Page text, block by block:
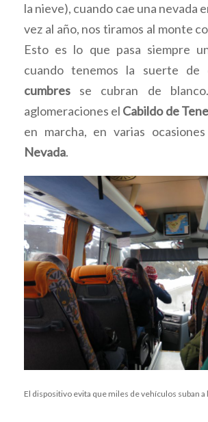
la nieve), cuando cae una nevada
vez al año, nos tiramos al monte
Esto es lo que pasa siempre
cuando tenemos la suerte de
cumbres se cubran de
aglomeraciones el Cabildo de
en marcha, en varias
Nevada.
El dispositivo evita que miles de vehículos suban a